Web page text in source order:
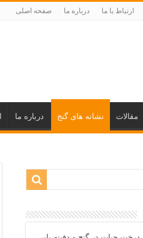
ارتباط با ما درباره ما صفحه اصلی
مقالات نشانه های گنج درباره ما